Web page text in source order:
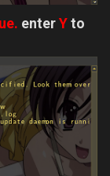
enterYto